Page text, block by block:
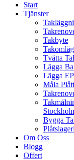
Start
Tjänster
Takbyte
Tvätta
Lägga
Lägga
Måla
Bygga
Plåtslageri
Om Oss
Blogg
Offert